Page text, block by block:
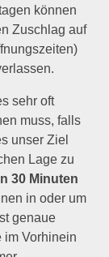
können
Zuschlag auf
sehr oft
muss, falls
unser Ziel
Lage zu
30 Minuten
in oder um
genaue
im Vorhinein